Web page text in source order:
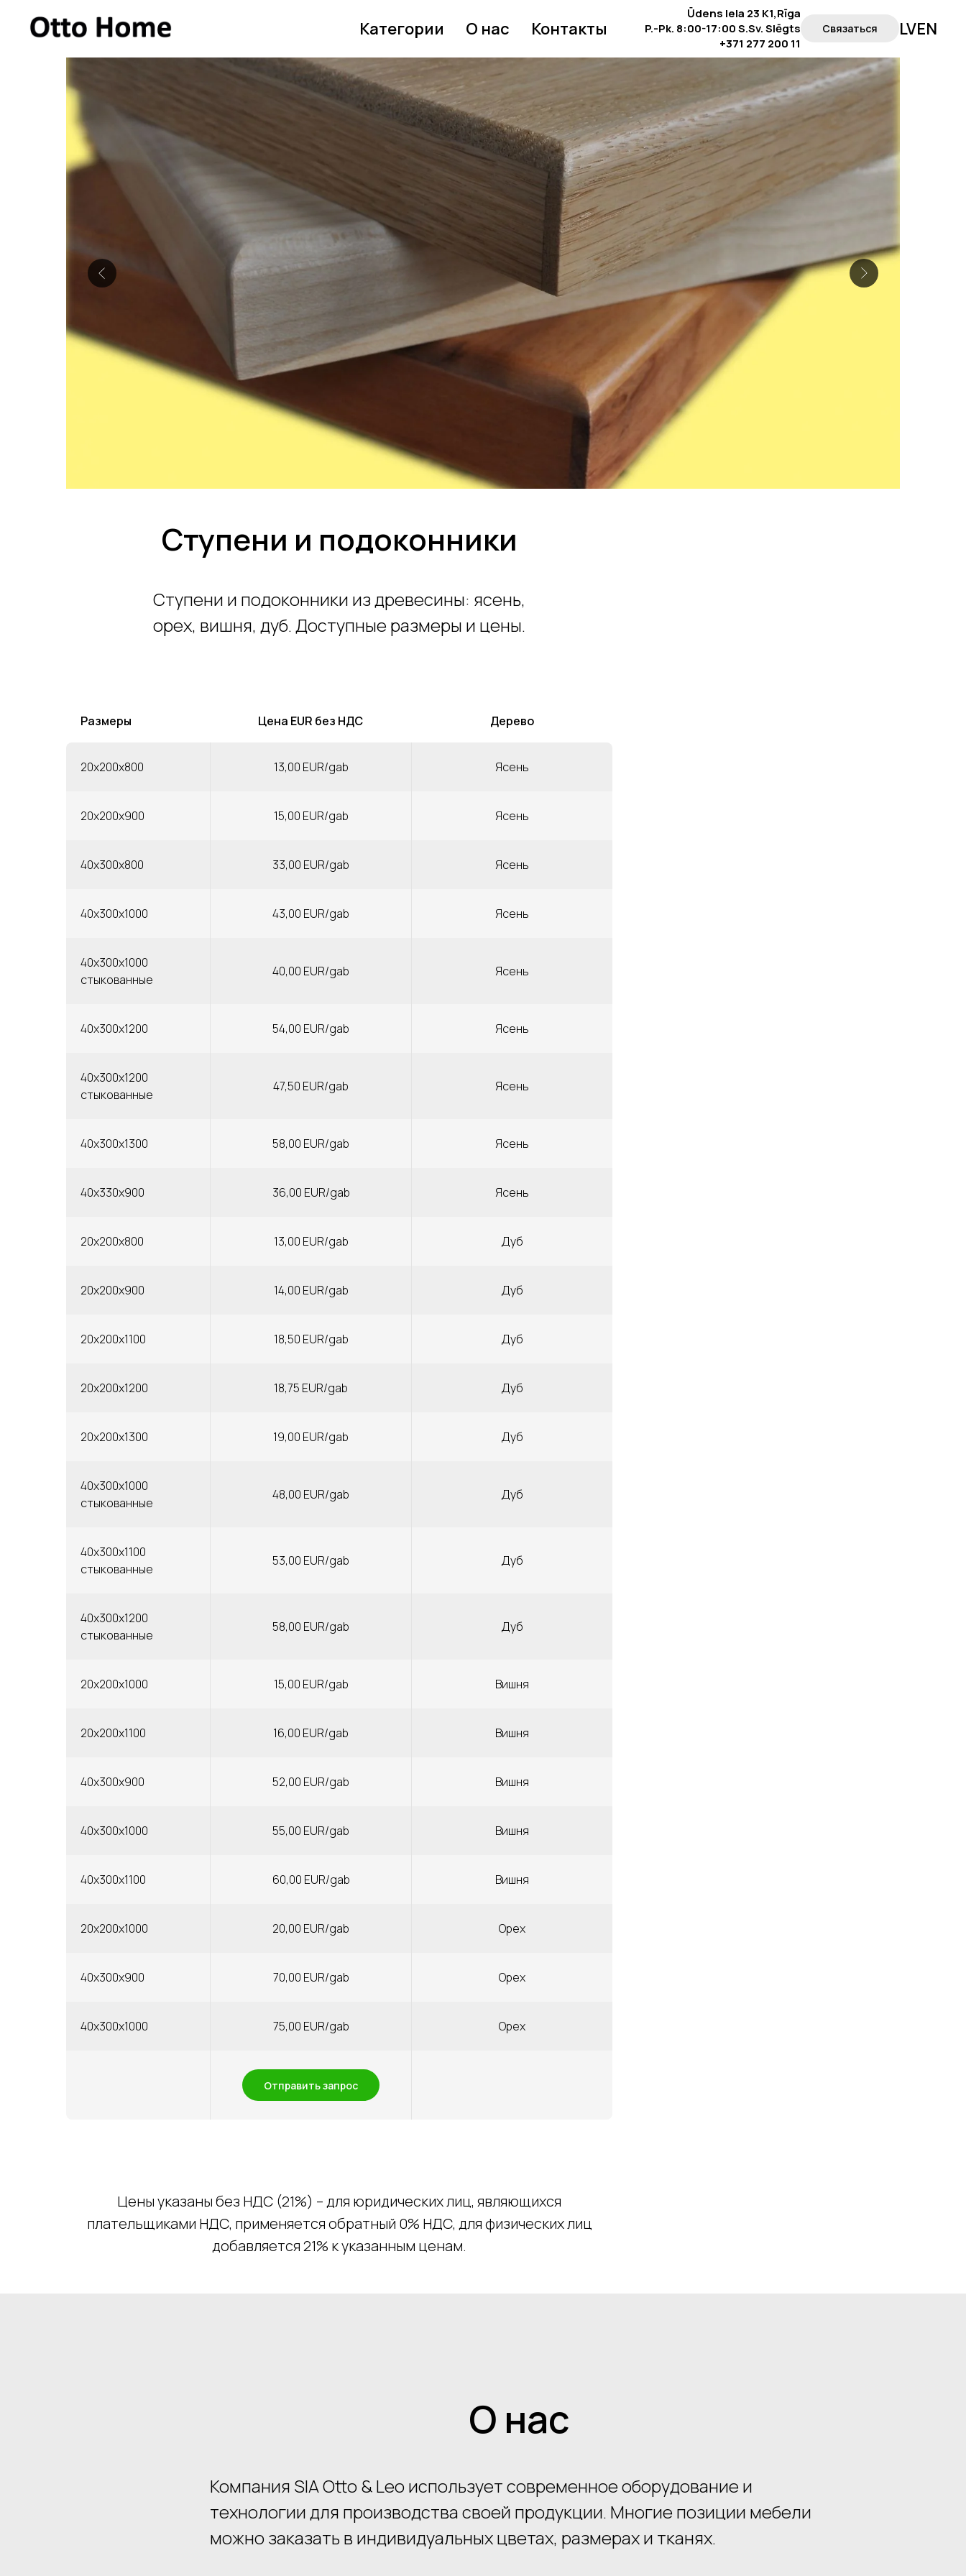
Категории О нас Контакты
Ūdens Iela 23 K1,Rīga
P.-Pk. 8:00-17:00 S.Sv. Slēgts
+371 277 200 11
Связаться LVEN
Ступени и подоконники
Ступени и подоконники из древесины: ясень,
орех, вишня, дуб. Доступные размеры и цены.
Размеры Цена EUR без НДС Дерево
20x200x800 13,00 EUR/gab Ясень
20x200x900 15,00 EUR/gab Ясень
40x300x800 33,00 EUR/gab Ясень
40x300x1000 43,00 EUR/gab Ясень
40x300x1000
стыкованные
40,00 EUR/gab Ясень
40x300x1200 54,00 EUR/gab Ясень
40x300x1200
стыкованные
47,50 EUR/gab Ясень
40x300x1300 58,00 EUR/gab Ясень
40x330x900 36,00 EUR/gab Ясень
20x200x800 13,00 EUR/gab Дуб
20x200x900 14,00 EUR/gab Дуб
20x200x1100 18,50 EUR/gab Дуб
20x200x1200 18,75 EUR/gab Дуб
20x200x1300 19,00 EUR/gab Дуб
40x300x1000
стыкованные
48,00 EUR/gab Дуб
40x300x1100
стыкованные
53,00 EUR/gab Дуб
40x300x1200
стыкованные
58,00 EUR/gab Дуб
20x200x1000 15,00 EUR/gab Вишня
20x200x1100 16,00 EUR/gab Вишня
40x300x900 52,00 EUR/gab Вишня
40x300x1000 55,00 EUR/gab Вишня
40x300x1100 60,00 EUR/gab Вишня
20x200x1000 20,00 EUR/gab Орех
40x300x900 70,00 EUR/gab Орех
40x300x1000 75,00 EUR/gab Орех
Отправить запрос
Цены указаны без НДС (21%) – для юридических лиц, являющихся
плательщиками НДС, применяется обратный 0% НДС, для физических лиц
добавляется 21% к указанным ценам.
О нас
Компания SIA Otto & Leo использует современное оборудование и
технологии для производства своей продукции. Многие позиции мебели
можно заказать в индивидуальных цветах, размерах и тканях.